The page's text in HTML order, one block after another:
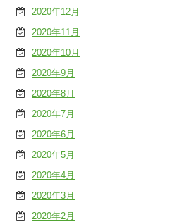
2020年12月
2020年11月
2020年10月
2020年9月
2020年8月
2020年7月
2020年6月
2020年5月
2020年4月
2020年3月
2020年2月